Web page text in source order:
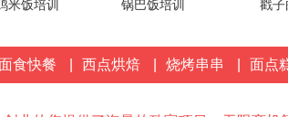
米饭培训 锅巴饭培训 戳子
食快餐 西点烘焙 烧烤串串 面点